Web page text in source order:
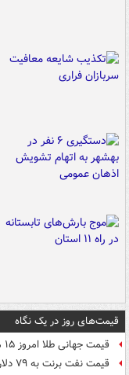
قیمت‌های روز در یک نگاه
قیمت جهانی طلا امروز ۱۵ مرداد
قیمت نفت برنت به ۷۹ دلار رسید